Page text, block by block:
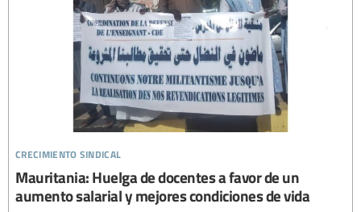
crecimiento sindical
Mauritania: Huelga de docentes a favor de un
aumento salarial y mejores condiciones de vida